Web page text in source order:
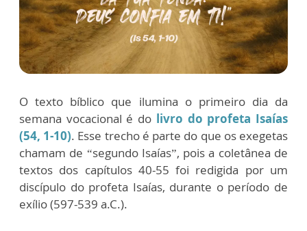
O texto bíblico que ilumina o primeiro dia da
semana vocacional é do livro do profeta Isaías
(54, 1-10). Esse trecho é parte do que os exegetas
chamam de “segundo Isaías”, pois a coletânea de
textos dos capítulos 40-55 foi redigida por um
discípulo do profeta Isaías, durante o período de
exílio (597-539 a.C.).